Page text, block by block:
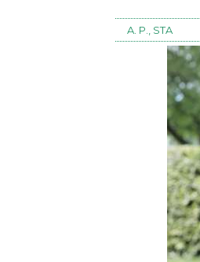
A. P., STA